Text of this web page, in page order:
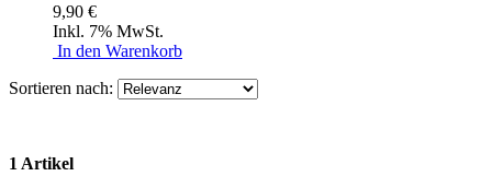
9,90 €
Inkl. 7% MwSt.
In den Warenkorb
Sortieren nach:
1 Artikel